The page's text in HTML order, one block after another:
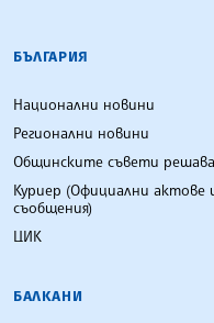
БЪЛГАРСКА
БЪЛГАРИЯ
Национални новини
Регионални новини
Общинските съвети
Куриер (Официални актове
съобщения)
ЦИК
БАЛКАНИ